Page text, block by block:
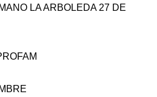
LA ARBOLEDA 27 DE